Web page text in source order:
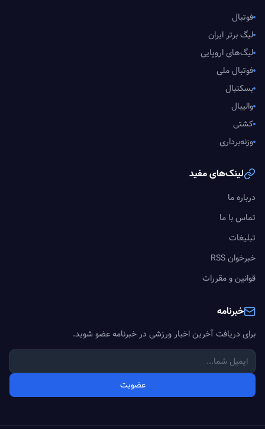
فوتبال
لیگ برتر ایران
لیگ‌های اروپایی
فوتبال ملی
بسکتبال
والیبال
کشتی
وزنه‌برداری
لینک‌های مفید
درباره ما
تماس با ما
تبلیغات
خبرخوان RSS
قوانین و مقررات
خبرنامه
برای دریافت آخرین اخبار ورزشی در خبرنامه عضو شوید.
عضویت